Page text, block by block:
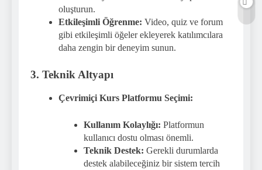
oluşturun.
Etkileşimli Öğrenme: Video, quiz ve forum
gibi etkileşimli öğeler ekleyerek katılımcılara
daha zengin bir deneyim sunun.
3. Teknik Altyapı
Çevrimiçi Kurs Platformu Seçimi:
Kullanım Kolaylığı: Platformun
kullanıcı dostu olması önemli.
Teknik Destek: Gerekli durumlarda
destek alabileceğiniz bir sistem tercih